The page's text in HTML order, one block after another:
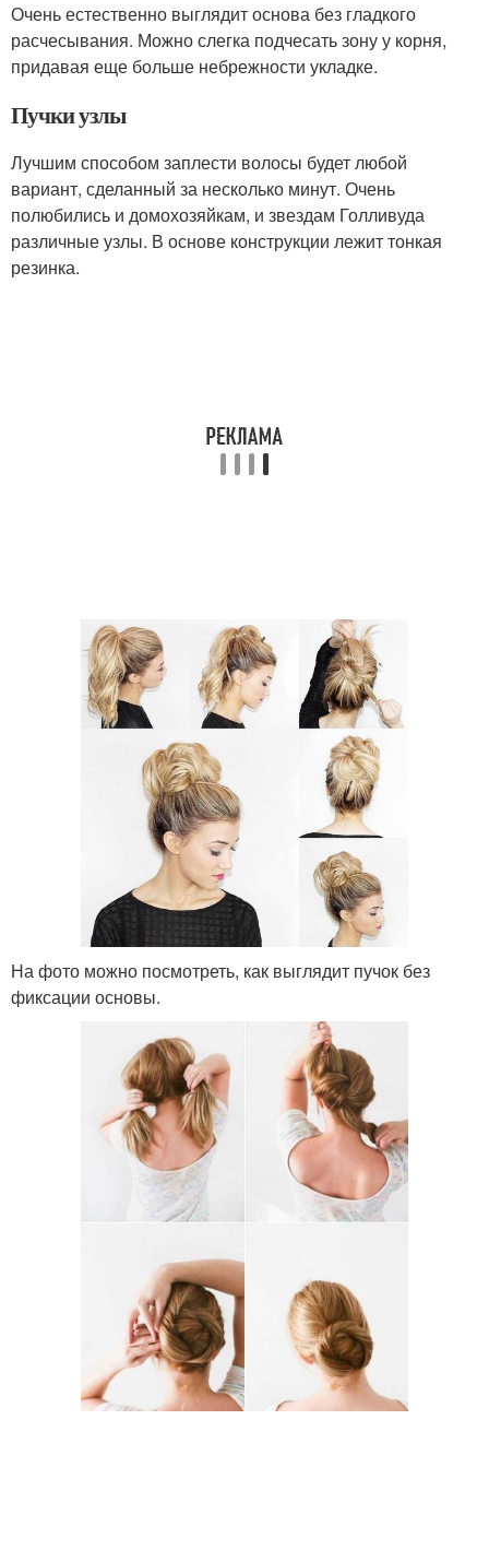
Очень естественно выглядит основа без гладкого
расчесывания. Можно слегка подчесать зону у корня,
придавая еще больше небрежности укладке.
Пучки узлы
Лучшим способом заплести волосы будет любой
вариант, сделанный за несколько минут. Очень
полюбились и домохозяйкам, и звездам Голливуда
различные узлы. В основе конструкции лежит тонкая
резинка.
На фото можно посмотреть, как выглядит пучок без
фиксации основы.